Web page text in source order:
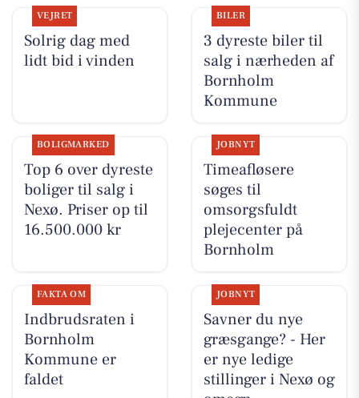
VEJRET
Solrig dag med
lidt bid i vinden
BILER
3 dyreste biler til
salg i nærheden af
Bornholm
Kommune
BOLIGMARKED
Top 6 over dyreste
boliger til salg i
Nexø. Priser op til
16.500.000 kr
JOBNYT
Timeafløsere
søges til
omsorgsfuldt
plejecenter på
Bornholm
FAKTA OM
Indbrudsraten i
Bornholm
Kommune er
faldet
JOBNYT
Savner du nye
græsgange? - Her
er nye ledige
stillinger i Nexø og